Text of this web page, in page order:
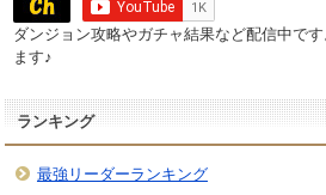
ダンジョン攻略やガチャ結果など配信中で
ます♪
ランキング
最強リーダーランキング